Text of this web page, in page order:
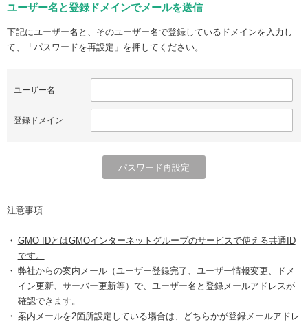
ユーザー名と登録ドメインでメールを送信
下記にユーザー名と、そのユーザー名で登録しているドメインを入力し
て、「パスワードを再設定」を押してください。
ユーザー名
登録ドメイン
注意事項
GMO IDとはGMOインターネットグループのサービスで使える共通ID
です。
弊社からの案内メール（ユーザー登録完了、ユーザー情報変更、ドメ
イン更新、サーバー更新等）で、ユーザー名と登録メールアドレスが
確認できます。
案内メールを2箇所設定している場合は、どちらかが登録メールアドレ